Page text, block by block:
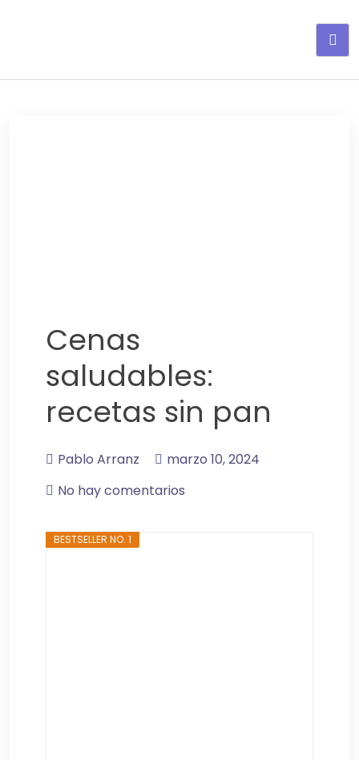
Cenas
saludables:
recetas sin pan
Pablo Arranz
marzo 10, 2024
No hay comentarios
BESTSELLER NO. 1